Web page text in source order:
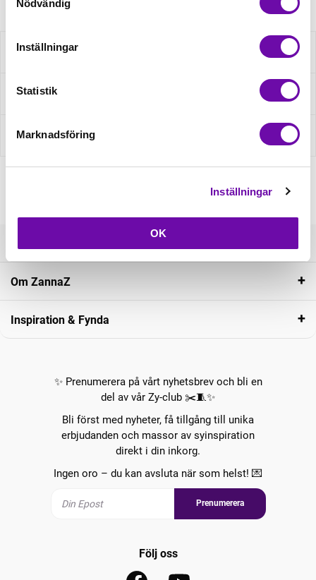
Nödvändig
Inställningar
Statistik
Marknadsföring
Inställningar
OK
Beskrivning
Fråga om produkt
Recensioner
Om ZannaZ
Inspiration & Fynda
✨ Prenumerera på vårt nyhetsbrev och bli en
del av vår Zy-club ✂️🧵✨
Bli först med nyheter, få tillgång till unika
erbjudanden och massor av syinspiration
direkt i din inkorg.
Ingen oro – du kan avsluta när som helst! 💌
Prenumerera
Följ oss